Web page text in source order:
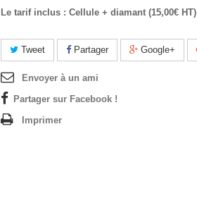
Le tarif inclus : Cellule + diamant (15,00€ HT)
Tweet Partager Google+
Envoyer à un ami
Partager sur Facebook !
Imprimer